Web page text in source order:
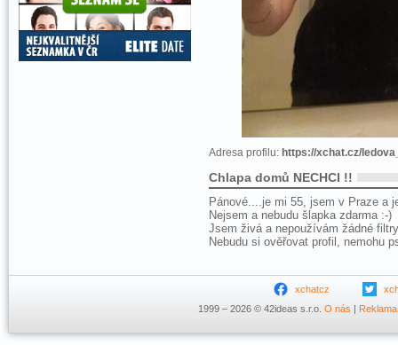
Adresa profilu: https://xchat.cz/
Chlapa domů NECHCI !!
Pánové....je mi 55, jsem v Praze a
Nejsem a nebudu šlapka zdarma :-)
Jsem živá a nepoužívám žádné
Nebudu si ověřovat profil, nemohu
xchatcz
1999 – 2026 © 42ideas s.r.o. O nás | Reklama